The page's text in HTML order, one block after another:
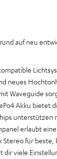
auf neu
neues
Waveguide
Akku bietet
unterstützen
erlaubt
Stereo für
dir viele